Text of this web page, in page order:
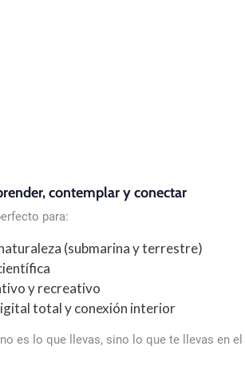
contemplar y conectar
para:
(submarina y terrestre)
y recreativo
total y conexión interior
es lo que llevas, sino lo que te llevas en el